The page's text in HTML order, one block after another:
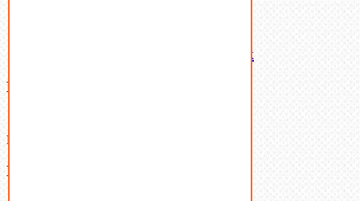
Латунный и бронзовый крепеж
Ваша корзина
В корзине нет товаров.
Поиск